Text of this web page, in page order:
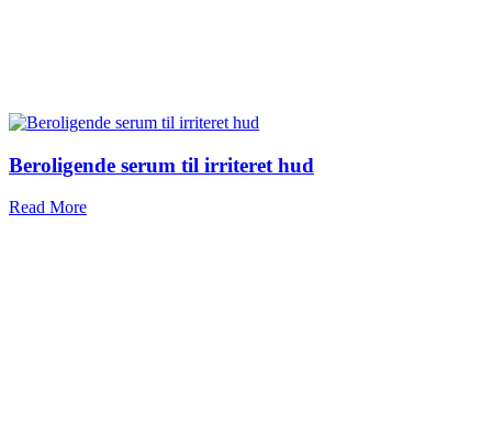
Beroligende serum til irriteret hud
Read More